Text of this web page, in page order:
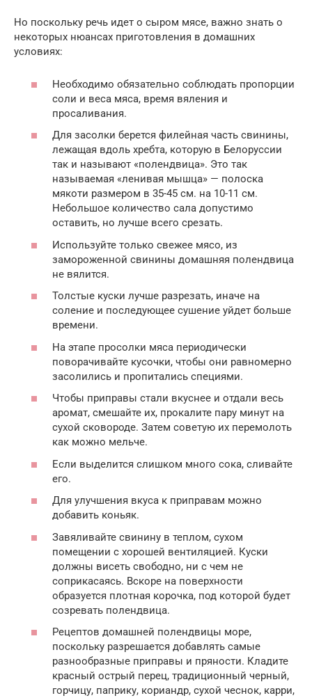
Но поскольку речь идет о сыром мясе, важно знать о
некоторых нюансах приготовления в домашних
условиях:
Необходимо обязательно соблюдать пропорции
соли и веса мяса, время вяления и
просаливания.
Для засолки берется филейная часть свинины,
лежащая вдоль хребта, которую в Белоруссии
так и называют «полендвица». Это так
называемая «ленивая мышца» — полоска
мякоти размером в 35-45 см. на 10-11 см.
Небольшое количество сала допустимо
оставить, но лучше всего срезать.
Используйте только свежее мясо, из
замороженной свинины домашняя полендвица
не вялится.
Толстые куски лучше разрезать, иначе на
соление и последующее сушение уйдет больше
времени.
На этапе просолки мяса периодически
поворачивайте кусочки, чтобы они равномерно
засолились и пропитались специями.
Чтобы приправы стали вкуснее и отдали весь
аромат, смешайте их, прокалите пару минут на
сухой сковороде. Затем советую их перемолоть
как можно мельче.
Если выделится слишком много сока, сливайте
его.
Для улучшения вкуса к приправам можно
добавить коньяк.
Завяливайте свинину в теплом, сухом
помещении с хорошей вентиляцией. Куски
должны висеть свободно, ни с чем не
соприкасаясь. Вскоре на поверхности
образуется плотная корочка, под которой будет
созревать полендвица.
Рецептов домашней полендвицы море,
поскольку разрешается добавлять самые
разнообразные приправы и пряности. Кладите
красный острый перец, традиционный черный,
горчицу, паприку, кориандр, сухой чеснок, карри,